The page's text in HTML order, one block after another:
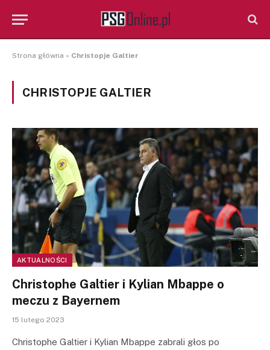
Strona główna » Christopje Galtier
CHRISTOPJE GALTIER
AKTUALNOŚCI
Christophe Galtier i Kylian Mbappe o
meczu z Bayernem
15 lutego 2023
Christophe Galtier i Kylian Mbappe zabrali głos po